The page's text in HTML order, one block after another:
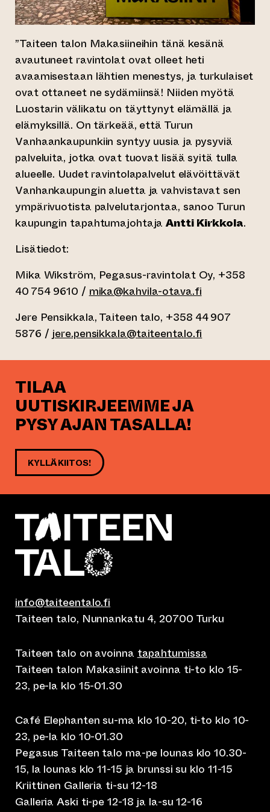
”Taiteen talon Makasiineihin tänä kesänä
avautuneet ravintolat ovat olleet heti
avaamisestaan lähtien menestys, ja turkulaiset
ovat ottaneet ne sydämiinsä! Niiden myötä
Luostarin välikatu on täyttynyt elämällä ja
elämyksillä. On tärkeää, että Turun
Vanhaankaupunkiin syntyy uusia ja pysyviä
palveluita, jotka ovat tuovat lisää syitä tulla
alueelle. Uudet ravintolapalvelut elävöittävät
Vanhankaupungin aluetta ja vahvistavat sen
ympärivuotista palvelutarjontaa, sanoo Turun
kaupungin tapahtumajohtajaAntti Kirkkola.
Lisätiedot:
Mika Wikström, Pegasus-ravintolat Oy, +358
40 754 9610 /mika@kahvila-otava.fi
Jere Pensikkala, Taiteen talo, +358 44 907
5876 /jere.pensikkala@taiteentalo.fi
TILAA
UUTISKIRJEEMME JA
PYSY AJAN TASALLA!
KYLLÄ KIITOS!
info@taiteentalo.fi
Taiteen talo, Nunnankatu 4, 20700 Turku
Taiteen talo on avoinnatapahtumissa
Taiteen talon Makasiinit avoinna ti-to klo 15-
23, pe-la klo 15-01.30
Café Elephanten su-ma klo 10-20, ti-to klo 10-
23, pe-la klo 10-01.30
Pegasus Taiteen talo ma-pe lounas klo 10.30-
15, la lounas klo 11-15 ja brunssi su klo 11-15
Kriittinen Galleria ti-su 12-18
Galleria Aski ti-pe 12-18 ja la-su 12-16